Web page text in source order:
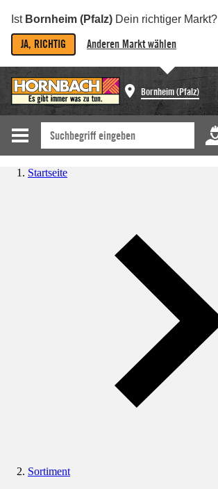
Ist Bornheim (Pfalz) Dein richtiger Markt?
JA, RICHTIG Anderen Markt wählen
Bornheim (Pfalz)
Startseite
Sortiment